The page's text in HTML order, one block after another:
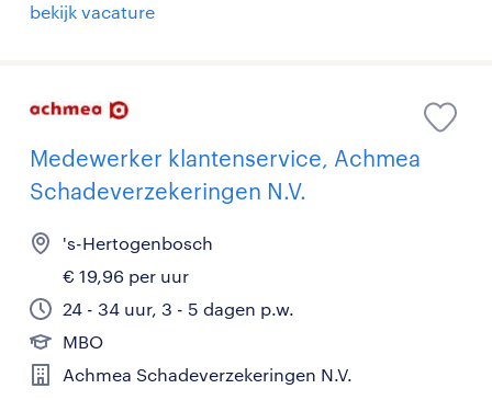
bekijk vacature
Medewerker klantenservice, Achmea
Schadeverzekeringen N.V.
's-Hertogenbosch
€ 19,96 per uur
24 - 34 uur, 3 - 5 dagen p.w.
MBO
Achmea Schadeverzekeringen N.V.